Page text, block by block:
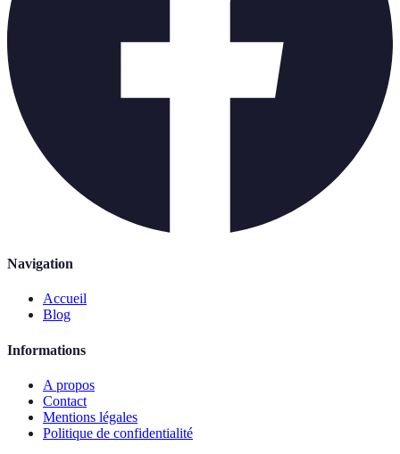
Navigation
Accueil
Blog
Informations
A propos
Contact
Mentions légales
Politique de confidentialité